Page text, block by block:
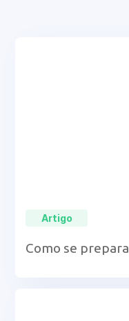
Artigo
Como se